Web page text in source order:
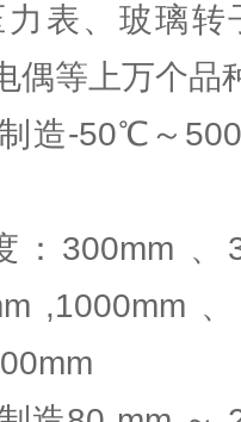
表、玻璃
偶等上万个
造-50℃～
300mm 、
,1000mm